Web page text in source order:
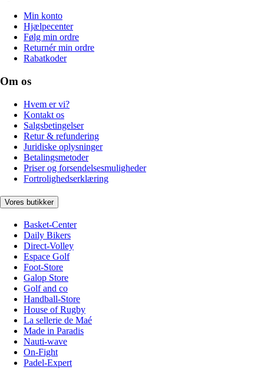
Min konto
Hjælpecenter
Følg min ordre
Returnér min ordre
Rabatkoder
Om os
Hvem er vi?
Kontakt os
Salgsbetingelser
Retur & refundering
Juridiske oplysninger
Betalingsmetoder
Priser og forsendelsesmuligheder
Fortrolighedserklæring
Vores butikker
Basket-Center
Daily Bikers
Direct-Volley
Espace Golf
Foot-Store
Galop Store
Golf and co
Handball-Store
House of Rugby
La sellerie de Maé
Made in Paradis
Nauti-wave
On-Fight
Padel-Expert